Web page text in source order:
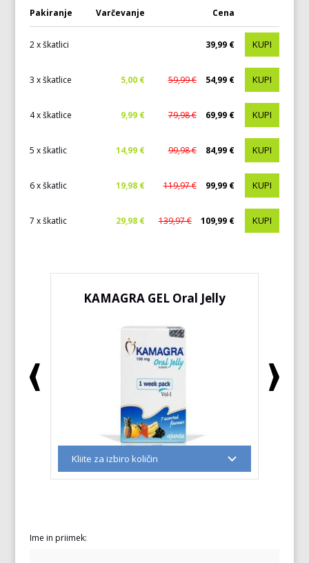
Pakiranje Varčevanje Cena
2 x škatlici 39,99 € KUPI
3 x škatlice 5,00 € 59,99 € 54,99 € KUPI
4 x škatlice 9,99 € 79,98 € 69,99 € KUPI
5 x škatlic 14,99 € 99,98 € 84,99 € KUPI
6 x škatlic 19,98 € 119,97 € 99,99 € KUPI
7 x škatlic 29,98 € 139,97 € 109,99 € KUPI
KAMAGRA GEL Oral Jelly
Ime in priimek: